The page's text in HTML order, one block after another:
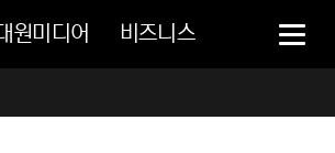
원미디어 비즈니스